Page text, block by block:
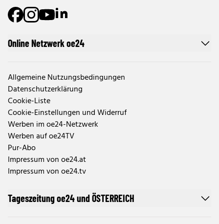
Online Netzwerk oe24
Allgemeine Nutzungsbedingungen
Datenschutzerklärung
Cookie-Liste
Cookie-Einstellungen und Widerruf
Werben im oe24-Netzwerk
Werben auf oe24TV
Pur-Abo
Impressum von oe24.at
Impressum von oe24.tv
Tageszeitung oe24 und ÖSTERREICH